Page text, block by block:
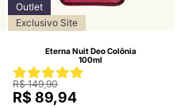
Outlet
Exclusivo Site
Eterna Nuit Deo Colônia
100ml
R$ 149,90
R$ 89,94